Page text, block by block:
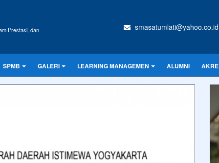
Prestasi, dan smasatumlati@yahoo.co.id
SPMB GALERI LEARNING MANAGEMEN ALUMNI